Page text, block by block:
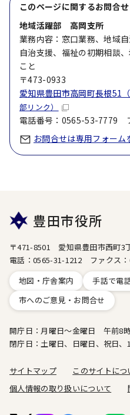
このページに関するお問合せ
地域活躍部 高岡支所
業務内容：窓口業務、地域
自治支援、福祉の初期相談
こと
〒473-0933
愛知県豊田市高岡町長根51（
部リンク）
電話番号：0565-53-7779
お問合せは専用フォーム
豊田市役所
〒471-8501 愛知県豊田市西町3
電話：0565-31-1212 ファクス
地図・庁舎案内
手話で電
市へのご意見・お問合せ
開庁日：月曜日～金曜日 午前8
閉庁日：土曜日、日曜日、祝日、
サイトマップ
このサイトにつ
個人情報の取り扱いについて